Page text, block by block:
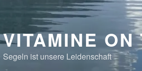
VITAMINE
Segeln ist unsere Leidenschaft